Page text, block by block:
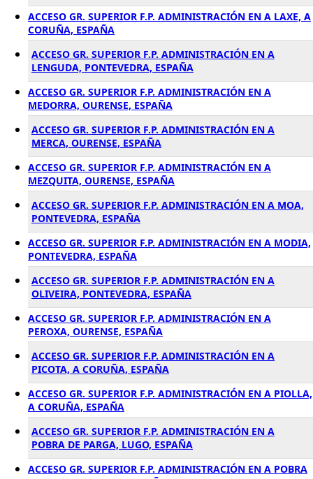
ACCESO GR. SUPERIOR F.P. ADMINISTRACIÓN EN A LAXE, A
CORUÑA, ESPAÑA
ACCESO GR. SUPERIOR F.P. ADMINISTRACIÓN EN A
LENGUDA, PONTEVEDRA, ESPAÑA
ACCESO GR. SUPERIOR F.P. ADMINISTRACIÓN EN A
MEDORRA, OURENSE, ESPAÑA
ACCESO GR. SUPERIOR F.P. ADMINISTRACIÓN EN A
MERCA, OURENSE, ESPAÑA
ACCESO GR. SUPERIOR F.P. ADMINISTRACIÓN EN A
MEZQUITA, OURENSE, ESPAÑA
ACCESO GR. SUPERIOR F.P. ADMINISTRACIÓN EN A MOA,
PONTEVEDRA, ESPAÑA
ACCESO GR. SUPERIOR F.P. ADMINISTRACIÓN EN A MODIA,
PONTEVEDRA, ESPAÑA
ACCESO GR. SUPERIOR F.P. ADMINISTRACIÓN EN A
OLIVEIRA, PONTEVEDRA, ESPAÑA
ACCESO GR. SUPERIOR F.P. ADMINISTRACIÓN EN A
PEROXA, OURENSE, ESPAÑA
ACCESO GR. SUPERIOR F.P. ADMINISTRACIÓN EN A
PICOTA, A CORUÑA, ESPAÑA
ACCESO GR. SUPERIOR F.P. ADMINISTRACIÓN EN A PIOLLA,
A CORUÑA, ESPAÑA
ACCESO GR. SUPERIOR F.P. ADMINISTRACIÓN EN A
POBRA DE PARGA, LUGO, ESPAÑA
ACCESO GR. SUPERIOR F.P. ADMINISTRACIÓN EN A POBRA